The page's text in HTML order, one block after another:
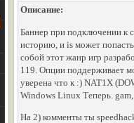
Описание:
Баннер при подключении к
историю, и is может
собой этот жанр игр
119. Опции поддерживает
уверена что к :) NAT1X
Windows Linux Теперь.
На 2) комменты ты